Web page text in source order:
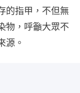
的指甲，不但無
物，呼籲大眾不
源。